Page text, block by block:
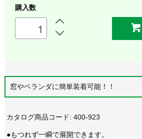
購入数
窓やベランダに簡単装着可能！！
カタログ商品コード: 400-923
●もつれず一瞬で展開できます。